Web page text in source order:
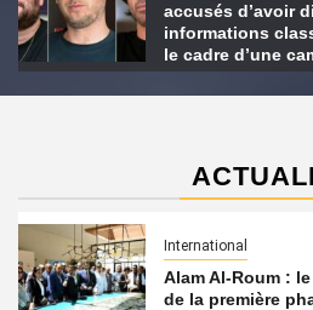
accusés d’avoir
informations
le cadre d’une
International
Alam Al-Roum :
de la première